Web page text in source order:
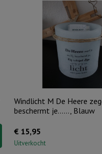
Windlicht M De Heere
beschermt je……, Blauw
€ 15,95
Uitverkocht